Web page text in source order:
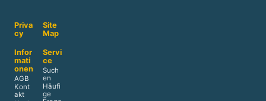
Priva
cy
Site
Map
Infor
mati
onen
AGB
Kont
akt
Servi
ce
Such
en
Häufi
ge